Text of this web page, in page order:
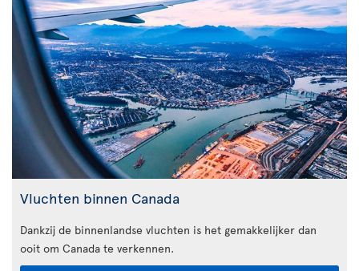
Vluchten binnen Canada
Dankzij de binnenlandse vluchten is het gemakkelijker dan
ooit om Canada te verkennen.